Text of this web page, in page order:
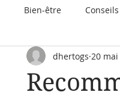
Bien-être
dhertogs 20